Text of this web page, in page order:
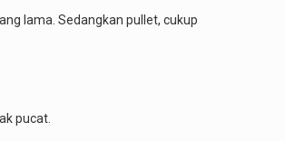
lama. Sedangkan pullet, cukup
pucat.